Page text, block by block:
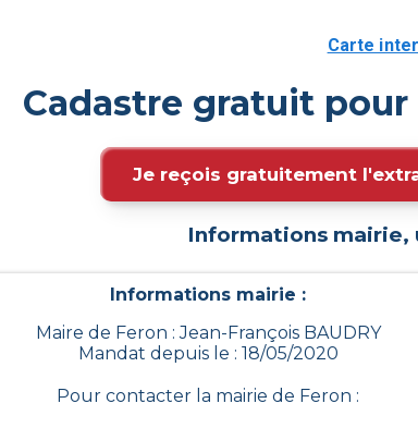
Carte
Cadastre gratuit pour
Je reçois gratuitement
Informations mairie,
Informations mairie :
Maire de Feron : Jean-François BAUDRY
Mandat depuis le : 18/05/2020
Pour contacter la mairie de Feron :